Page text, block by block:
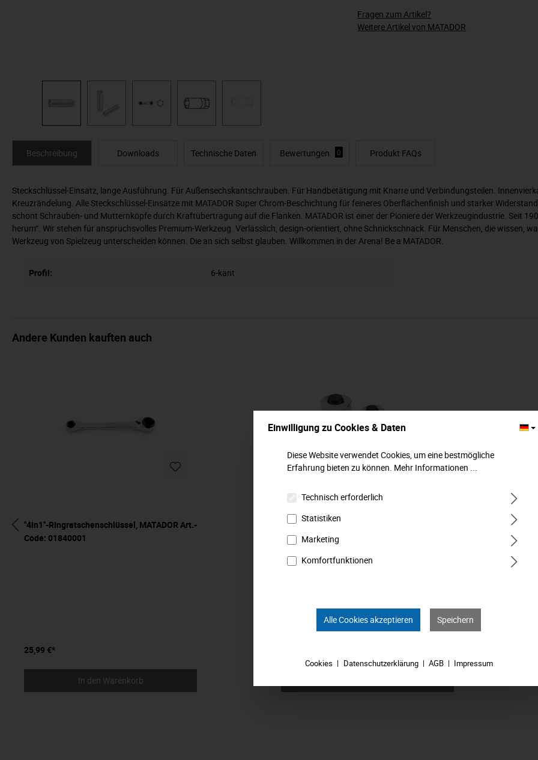
Fragen zum Artikel?
Weitere Artikel von MATADOR
Beschreibung Downloads Technische Daten Bewertungen 0 Produkt FAQs
Steckschlüssel-Einsatz, lange Ausführung. Für Außensechskantschrauben. Für Handbetätigung mit Knarre und Verbindungsteilen.
Kreuzrändelung. Alle Steckschlüssel-Einsätze mit MATADOR Super Chrom-Beschichtung für feineres Oberflächenfinish und starker
schont Schrauben- und Mutternköpfe durch Kraftübertragung auf die Flanken. MATADOR ist einer der Pioniere der Werkzeugindustrie. Seit
herum“. Wir stehen für anspruchsvolles Premium-Werkzeug. Verlässlich, design-orientiert, ohne Schnickschnack. Für Menschen, die wissen,
Werkzeug von Spielzeug unterscheiden können. Die an sich selbst glauben. Willkommen in der Arena! Be a MATADOR.
Profil: 6-kant
Andere Kunden kauften auch
"4in1"-Ringratschenschlüssel, MATADOR Art.-
Code: 01840001
25,99 €*
In den Warenkorb
Adapter für Knarrenschlüssel, 4-tlg.,
1/4"-3/8"-1/2" + Bit, MATADOR Art.-Code:
Einwilligung zu Cookies & Daten
Diese Website verwendet Cookies, um eine bestmögliche
Erfahrung bieten zu können. Mehr Informationen ...
Technisch erforderlich
Statistiken
Marketing
Komfortfunktionen
Alle Cookies akzeptieren Speichern
Cookies Datenschutzerklärung AGB Impressum